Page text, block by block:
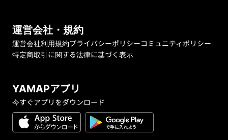
運営会社・規約
運営会社利用規約プライバシーポリシーコミュニティポリシー
特定商取引に関する法律に基づく表示
YAMAPアプリ
今すぐアプリをダウンロード